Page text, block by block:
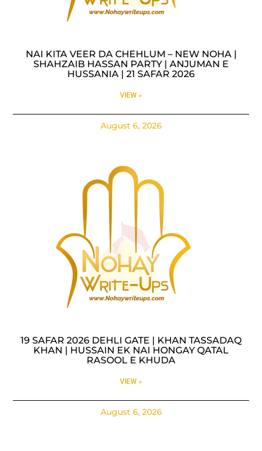
NAI KITA VEER DA CHEHLUM – NEW NOHA |
SHAHZAIB HASSAN PARTY | ANJUMAN E
HUSSANIA | 21 SAFAR 2026
VIEW »
August 6, 2026
19 SAFAR 2026 DEHLI GATE | KHAN TASSADAQ
KHAN | HUSSAIN EK NAI HONGAY QATAL
RASOOL E KHUDA
VIEW »
August 6, 2026